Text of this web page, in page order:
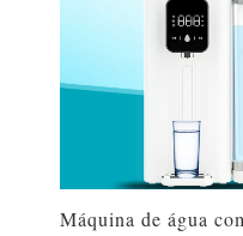
Máquina de água